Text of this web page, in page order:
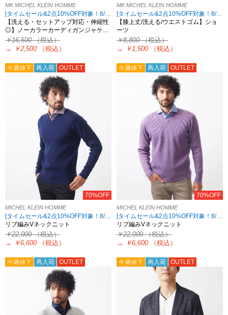
MK MICHEL KLEIN HOMME
[タイムセール&2点10%OFF対象！8/17 8:59まで アウトレット限定]
【洗える・セットアップ対応・伸縮性
◎】ノーカラーカーディガンジャケ…
￥16,500（税込）
→
￥2,500 （税込）
MK MICHEL KLEIN HOMME
[タイムセール&2点10%OFF対象！8/17 8:59まで アウトレット限定]
【膝上丈/洗える/ウエストゴム】ショ
ーツ
￥8,800（税込）
→
￥1,500 （税込）
今週値下 再入荷 OUTLET
70%OFF
MICHEL KLEIN HOMME
[タイムセール&2点10%OFF対象！8/17 8:59まで アウトレット限定]
リブ編みVネックニット
￥22,000（税込）
→
￥6,600 （税込）
今週値下 再入荷 OUTLET
70%OFF
MICHEL KLEIN HOMME
[タイムセール&2点10%OFF対象！8/17 8:59まで アウトレット限定]
リブ編みVネックニット
￥22,000（税込）
→
￥6,600 （税込）
今週値下 再入荷 OUTLET 今週値下 再入荷 OUTLET